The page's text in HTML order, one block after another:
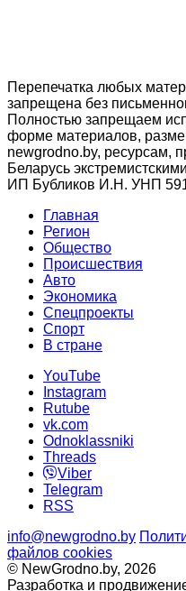
Перепечатка любых
запрещена без
Полностью запрещаем
форме материалов,
newgrodno.by, ресурсам,
Беларусь
ИП Бубликов И.Н. УНП
Главная
Регион
Общество
Происшествия
Авто
Экономика
Спецпроекты
Cпорт
В стране
YouTube
Instagram
Rutube
vk.com
Odnoklassniki
Threads
Viber
Telegram
RSS
info@newgrodno.by
файлов cookies
© NewGrodno.by, 2026
Разработка и